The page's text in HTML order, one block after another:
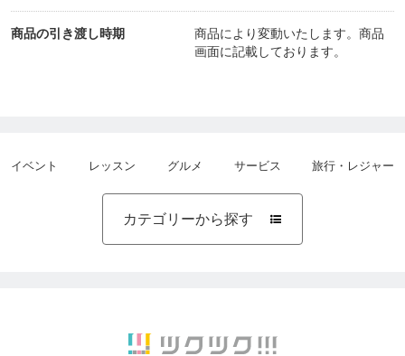
商品の引き渡し時期
商品により変動いたします。商品
画面に記載しております。
イベント レッスン グルメ サービス 旅行・レジャー
カテゴリーから探す 